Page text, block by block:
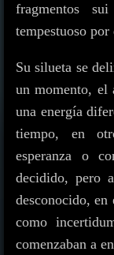
fragmentos
tempestuoso
Su silueta se
un momento, el
una energía
tiempo, en
esperanza o
decidido, pero
desconocido, en
como
comenzaban a